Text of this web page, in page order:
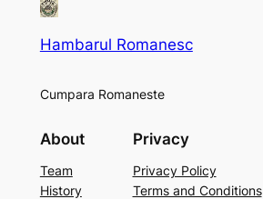
Hambarul Romanesc
Cumpara Romaneste
About
Team
History
Privacy
Privacy Policy
Terms and Conditions